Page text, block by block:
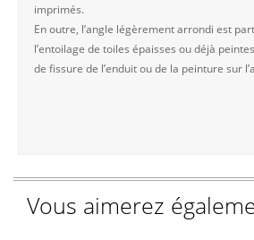
imprimés.
En outre, l’angle légèrement arrondi est
l’entoilage de toiles épaisses ou déjà
de fissure de l’enduit ou de la peinture sur
Vous aimerez